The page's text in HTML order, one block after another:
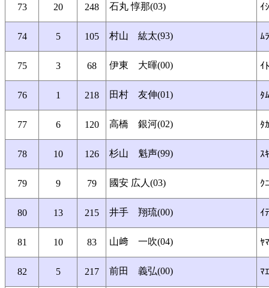
73 20 248 石丸 惇那(03) ｲ
74 5 105 村山 紘太(93) ﾑ
75 3 68 伊東 大暉(00) ｲ
76 1 218 田村 友伸(01) ﾀ
77 6 120 高橋 銀河(02) ﾀ
78 10 126 杉山 魁声(99) ｽ
79 9 79 國安 広人(03) ｸ
80 13 215 井手 翔琉(00) ｲ
81 10 83 山﨑 一吹(04) ﾔ
82 5 217 前田 義弘(00) ﾏ